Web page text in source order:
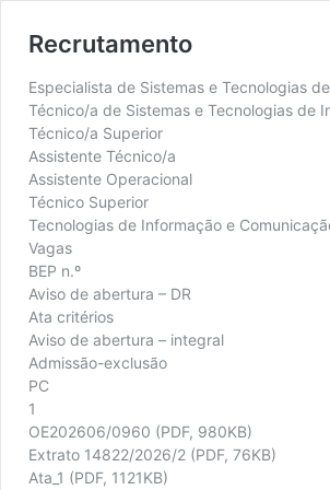
Recrutamento
Especialista de Sistemas e Tecnologias
Técnico/a de Sistemas e Tecnologias de
Técnico/a Superior
Assistente Técnico/a
Assistente Operacional
Técnico Superior
Tecnologias de Informação e
Vagas
BEP n.º
Aviso de abertura – DR
Ata critérios
Aviso de abertura – integral
Admissão-exclusão
PC
1
OE202606/0960 (PDF, 980KB)
Extrato 14822/2026/2 (PDF, 76KB)
Ata_1 (PDF, 1121KB)